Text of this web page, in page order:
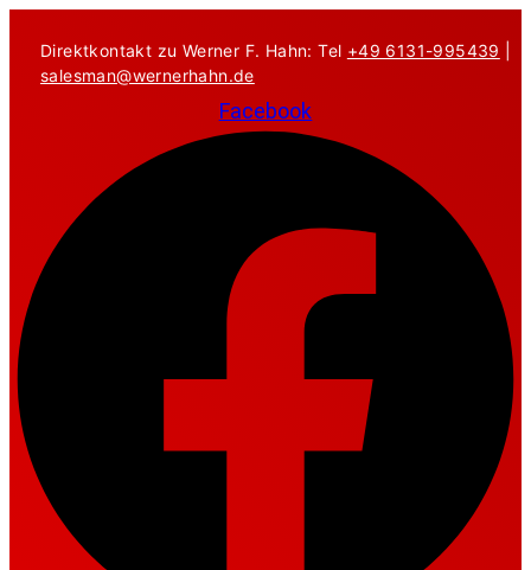
Inhalt
springen
Direktkontakt zu Werner F. Hahn: Tel +49 6131-995439
salesman@wernerhahn.de
Facebook